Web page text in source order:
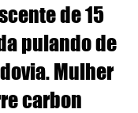
de 15
pulando de
Mulher
carbon